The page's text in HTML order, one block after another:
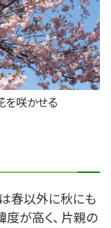
を咲かせる
春以外に秋にも
度が高く、 片親の